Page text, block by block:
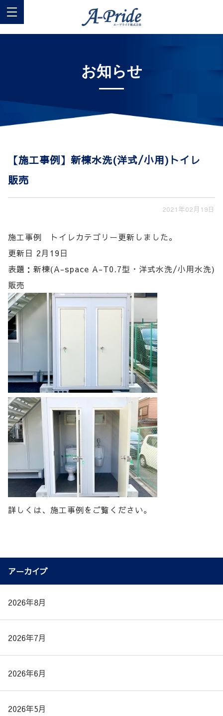
お知らせ
【施工事例】新棟水洗(洋式/小用)トイレ
販売
2021年02月19日
施工事例 トイレカテゴリー更新しました。
更新日 2月19日
表題：新棟(A-space A-T0.7型・洋式水洗/小用水洗)
販売
詳しくは、施工事例をご覧ください。
アーカイブ
2026年8月
2026年7月
2026年6月
2026年5月